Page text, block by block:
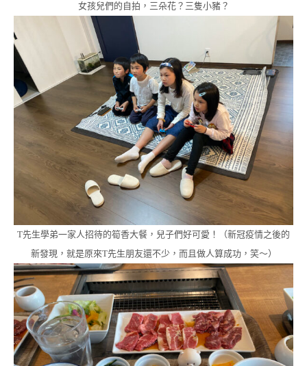
女孩兒們的自拍，三朵花？三隻小豬？
T先生學弟一家人招待的筍香大餐，兒子們好可愛！（新冠疫情之後的
新發現，就是原來T先生朋友還不少，而且做人算成功，笑～）